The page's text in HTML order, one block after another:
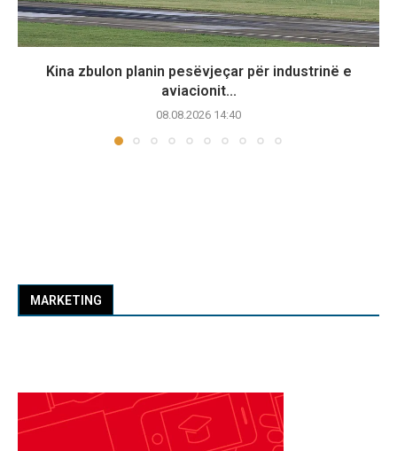
Kina zbulon planin pesëvjeçar për industrinë e
aviacionit...
08.08.2026 14:40
MARKETING